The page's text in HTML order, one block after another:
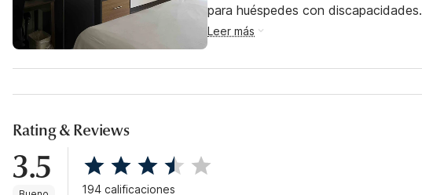
para huéspedes con discapacidades.
Leer más
Rating & Reviews
3.5
194 calificaciones